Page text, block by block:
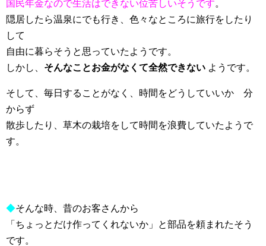
国民年金なので生活はできない位苦しいそうです。
隠居したら温泉にでも行き、色々なところに旅行をしたり
して
自由に暮らそうと思っていたようです。
しかし、 そんなことお金がなくて全然できない ようです。
そして、毎日することがなく、時間をどうしていいか 分
からず
散歩したり、草木の栽培をして時間を浪費していたようで
す。
◆そんな時、昔のお客さんから
「ちょっとだけ作ってくれないか」と部品を頼まれたそう
です。